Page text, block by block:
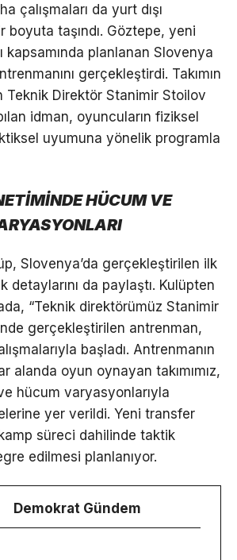
çalışmaları da yurt dışı
boyuta taşındı. Göztepe, yeni
kapsamında planlanan Slovenya
gerçekleştirdi. Takımın
Teknik Direktör Stanimir Stoilov
idman, oyuncuların fiziksel
uyumuna yönelik programla
HÜCUM VE
Slovenya’da gerçekleştirilen ilk
detaylarını da paylaştı. Kulüpten
“Teknik direktörümüz Stanimir
gerçekleştirilen antrenman,
başladı. Antrenmanın
alanda oyun oynayan takımımız,
hücum varyasyonlarıyla
yer verildi. Yeni transfer
süreci dahilinde taktik
edilmesi planlanıyor.
Demokrat Gündem